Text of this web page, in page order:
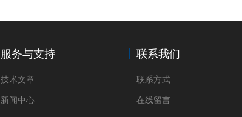
服务与支持
技术文章
新闻中心
联系我们
联系方式
在线留言